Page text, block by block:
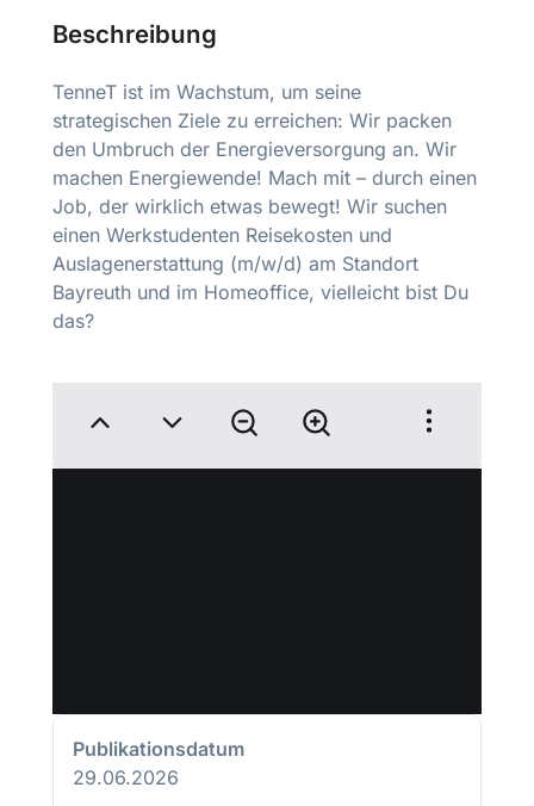
Beschreibung
TenneT ist im Wachstum, um seine
strategischen Ziele zu erreichen: Wir packen
den Umbruch der Energieversorgung an. Wir
machen Energiewende! Mach mit – durch einen
Job, der wirklich etwas bewegt! Wir suchen
einen Werkstudenten Reisekosten und
Auslagenerstattung (m/w/d) am Standort
Bayreuth und im Homeoffice, vielleicht bist Du
das?
Publikationsdatum
29.06.2026